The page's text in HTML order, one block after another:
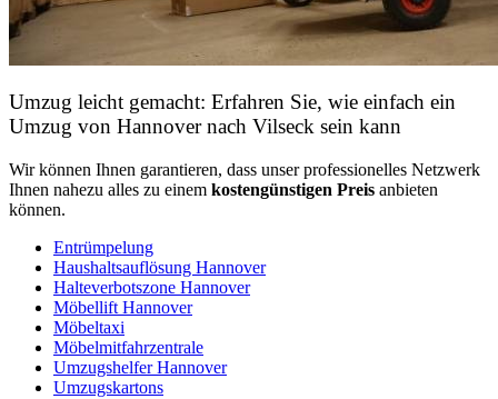
Umzug leicht gemacht: Erfahren Sie, wie einfach ein
Umzug von Hannover nach Vilseck sein kann
Wir können Ihnen garantieren, dass unser professionelles Netzwerk
Ihnen nahezu alles zu einem kostengünstigen Preis anbieten
können.
Entrümpelung
Haushaltsauflösung Hannover
Halteverbotszone Hannover
Möbellift Hannover
Möbeltaxi
Möbelmitfahrzentrale
Umzugshelfer Hannover
Umzugskartons